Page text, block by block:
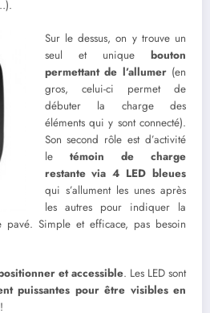
Sur le dessus, on y trouve un
seul et unique bouton
permettant de l’allumer(en
gros, celui-ci permet de
débuter la charge des
éléments qui y sont connecté).
Son second rôle est d’activité
letémoin de charge
restante via 4 LED bleues
qui s’allument les unes après
les autres pour indiquer la
pavé. Simple et efficace, pas besoin
et accessible. Les LED sont
puissantes pour être visibles en